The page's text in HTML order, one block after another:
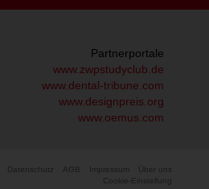
Partnerportale
www.zwpstudyclub.de
www.dental-tribune.com
www.designpreis.org
www.oemus.com
Datenschutz AGB Impressum
Über uns
Cookie-Einstellung